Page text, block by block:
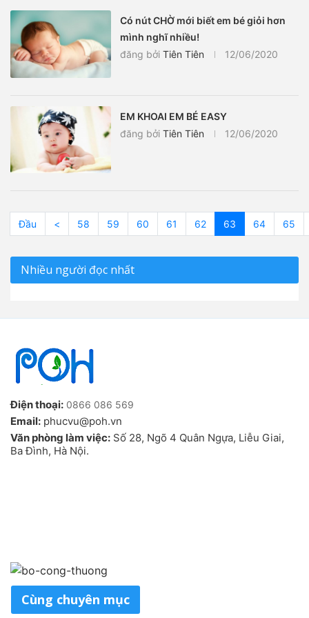
Có nút CHỜ mới biết em bé giỏi hơn
mình nghĩ nhiều!
đăng bởi Tiên Tiên 12/06/2020
EM KHOAI EM BÉ EASY
đăng bởi Tiên Tiên 12/06/2020
Đầu < 58 59 60 61 62 63 64 65
Nhiều người đọc nhất
Điện thoại: 0866 086 569
Email: phucvu@poh.vn
Văn phòng làm việc: Số 28, Ngõ 4 Quân Ngựa, Liễu Giai,
Ba Đình, Hà Nội.
Cùng chuyên mục